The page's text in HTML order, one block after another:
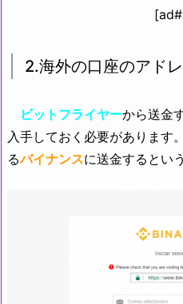
2.海外の口座のアド
ビットフライヤーから送金
入手しておく必要があります
るバイナンスに送金するとい